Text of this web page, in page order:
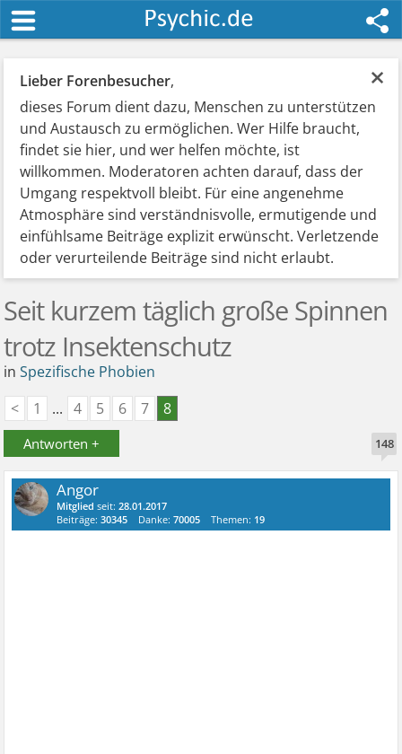
×
Lieber Forenbesucher,
dieses Forum dient dazu, Menschen zu unterstützen
und Austausch zu ermöglichen. Wer Hilfe braucht,
findet sie hier, und wer helfen möchte, ist
willkommen. Moderatoren achten darauf, dass der
Umgang respektvoll bleibt. Für eine angenehme
Atmosphäre sind verständnisvolle, ermutigende und
einfühlsame Beiträge explizit erwünscht. Verletzende
oder verurteilende Beiträge sind nicht erlaubt.
Seit kurzem täglich große Spinnen
trotz Insektenschutz
inSpezifische Phobien
<
1 ... 4 5 6 7 8
Antworten + 148
Angor
Mitglied seit:28.01.2017
Beiträge:30345 Danke:70005 Themen: 19